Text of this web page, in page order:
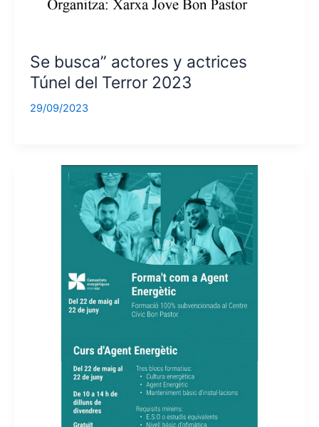
Se busca” actores y actrices
Túnel del Terror 2023
29/09/2023